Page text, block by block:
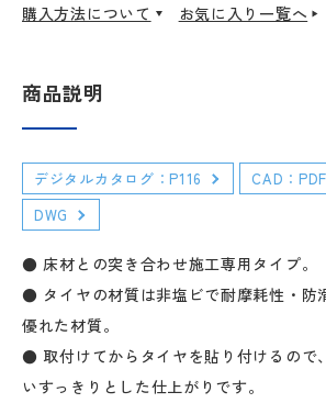
購入方法について お気に入り一覧へ
商品説明
デジタルカタログ：P116 CAD：PDF
DWG
● 床材との突き合わせ施工専用タイプ。
● タイヤの材質は非塩ビで耐摩耗性・防
優れた材質。
● 取付けてからタイヤを貼り付けるので
いすっきりとした仕上がりです。